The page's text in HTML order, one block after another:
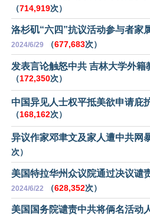
（714,919次）
洛杉矶“六四”抗议活动参与者家
2024/6/29 （677,683次）
发表言论触怒中共 吉林大学外籍
（172,350次）
中国异见人士权平抵美欲申请庇
（168,162次）
异议作家邓聿文及家人遭中共网
次）
美国特拉华州众议院通过决议谴
2024/6/22 （628,352次）
美国国务院谴责中共将俩名活动